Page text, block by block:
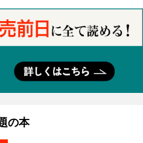
の本